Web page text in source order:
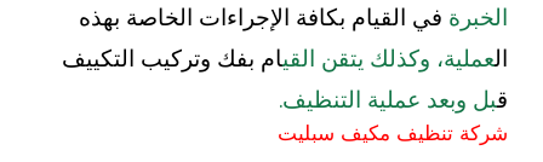
الخبرة في القيام بكافة الإجراءات الخاصة بهذه
العملية، وكذلك يتقن القيام بفك وتركيب التكييف
قبل وبعد عملية التنظيف.
شركة تنظيف مكيف سبليت